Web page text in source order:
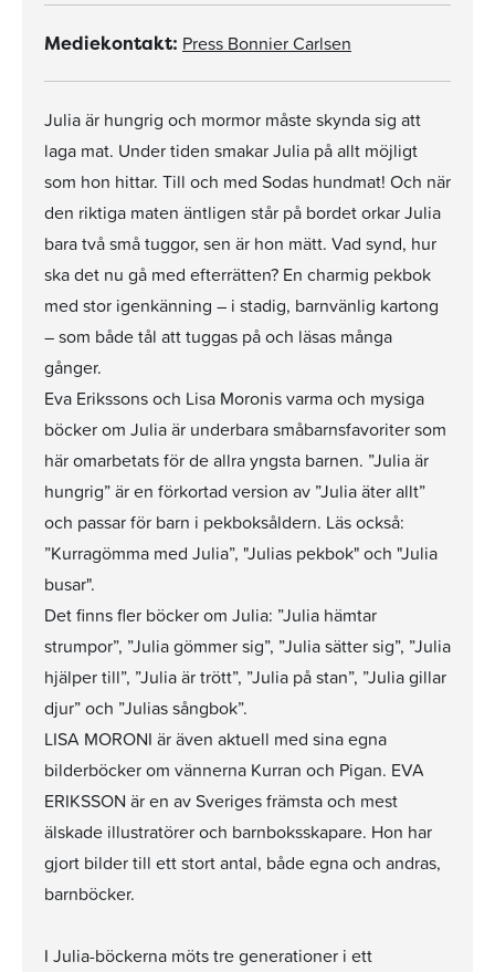
Mediekontakt: Press Bonnier Carlsen
Julia är hungrig och mormor måste skynda sig att
laga mat. Under tiden smakar Julia på allt möjligt
som hon hittar. Till och med Sodas hundmat! Och när
den riktiga maten äntligen står på bordet orkar Julia
bara två små tuggor, sen är hon mätt. Vad synd, hur
ska det nu gå med efterrätten? En charmig pekbok
med stor igenkänning – i stadig, barnvänlig kartong
– som både tål att tuggas på och läsas många
gånger.
Eva Erikssons och Lisa Moronis varma och mysiga
böcker om Julia är underbara småbarnsfavoriter som
här omarbetats för de allra yngsta barnen. ”Julia är
hungrig” är en förkortad version av ”Julia äter allt”
och passar för barn i pekboksåldern. Läs också:
”Kurragömma med Julia”, "Julias pekbok" och "Julia
busar".
Det finns fler böcker om Julia: ”Julia hämtar
strumpor”, ”Julia gömmer sig”, ”Julia sätter sig”, ”Julia
hjälper till”, ”Julia är trött”, ”Julia på stan”, ”Julia gillar
djur” och ”Julias sångbok”.
LISA MORONI är även aktuell med sina egna
bilderböcker om vännerna Kurran och Pigan. EVA
ERIKSSON är en av Sveriges främsta och mest
älskade illustratörer och barnboksskapare. Hon har
gjort bilder till ett stort antal, både egna och andras,
barnböcker.
I Julia-böckerna möts tre generationer i ett